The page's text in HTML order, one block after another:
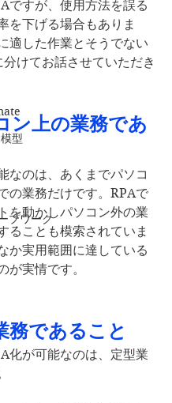
型
プワーク
ですが、使用方法を誤る
を下げる場合もありま
適した作業とそうでない
けてお話させていただき
上の業務であ
なのは、あくまでパソコ
の業務だけです。RPAで
を動かしパソコン外の業
ることも模索されていま
か実用範囲に達している
が実情です。
であること
化が可能なのは、定型業